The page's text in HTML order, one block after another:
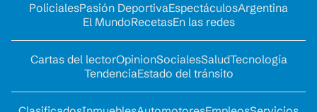
PolicialesPasión DeportivaEspectáculosArgentina
El MundoRecetasEn las redes
Cartas del lectorOpinionSocialesSaludTecnología
TendenciaEstado del tránsito